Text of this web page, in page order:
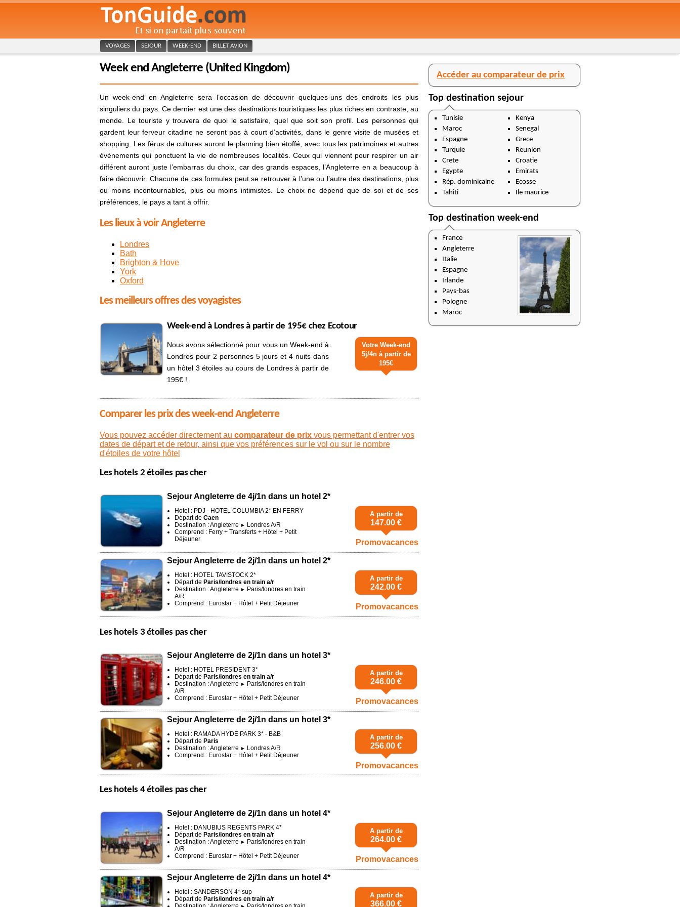
VOYAGES SEJOUR WEEK-END BILLET AVION
Week end Angleterre (United Kingdom)
Un week-end en Angleterre sera l’occasion de découvrir quelques-uns des endroits les plus
singuliers du pays. Ce dernier est une des destinations touristiques les plus riches en contraste, au
monde. Le touriste y trouvera de quoi le satisfaire, quel que soit son profil. Les personnes qui
gardent leur ferveur citadine ne seront pas à court d’activités, dans le genre visite de musées et
shopping. Les férus de cultures auront le planning bien étoffé, avec tous les patrimoines et autres
événements qui ponctuent la vie de nombreuses localités. Ceux qui viennent pour respirer un air
différent auront juste l’embarras du choix, car des grands espaces, l’Angleterre en a beaucoup à
faire découvrir. Chacune de ces formules peut se retrouver à l’une ou l’autre des destinations, plus
ou moins incontournables, plus ou moins intimistes. Le choix ne dépend que de soi et de ses
préférences, le pays a tant à offrir.
Les lieux à voir Angleterre
Londres
Bath
Brighton & Hove
York
Oxford
Les meilleurs offres des voyagistes
Week-end à Londres à partir de 195€ chez Ecotour
Nous avons sélectionné pour vous un Week-end à
Londres pour 2 personnes 5 jours et 4 nuits dans
un hôtel 3 étoiles au cours de Londres à partir de
195€ !
Votre Week-end
5j/4n à partir de
195€
Comparer les prix des week-end Angleterre
Vous pouvez accéder directement au comparateur de prix vous permettant d'entrer vos
dates de départ et de retour, ainsi que vos préférences sur le vol ou sur le nombre
d'étoiles de votre hôtel
Les hotels 2 étoiles pas cher
Sejour Angleterre de 4j/1n dans un hotel 2*
Hotel : PDJ - HOTEL COLUMBIA 2* EN FERRY
Départ de Caen
Destination : Angleterre ►
Londres A/R
Comprend : Ferry + Transferts + Hôtel + Petit
Déjeuner
A partir de
147.00 €
Promovacances
Sejour Angleterre de 2j/1n dans un hotel 2*
Hotel : HOTEL TAVISTOCK 2*
Départ de Paris/londres en train a/r
Destination : Angleterre ►
Paris/londres en train
A/R
Comprend : Eurostar + Hôtel + Petit Déjeuner
A partir de
242.00 €
Promovacances
Les hotels 3 étoiles pas cher
Sejour Angleterre de 2j/1n dans un hotel 3*
Hotel : HOTEL PRESIDENT 3*
Départ de Paris/londres en train a/r
Destination : Angleterre ►
Paris/londres en train
A/R
Comprend : Eurostar + Hôtel + Petit Déjeuner
A partir de
246.00 €
Promovacances
Sejour Angleterre de 2j/1n dans un hotel 3*
Hotel : RAMADA HYDE PARK 3* - B&B
Départ de Paris
Destination : Angleterre ►
Londres A/R
Comprend : Eurostar + Hôtel + Petit Déjeuner
A partir de
256.00 €
Promovacances
Les hotels 4 étoiles pas cher
Sejour Angleterre de 2j/1n dans un hotel 4*
Hotel : DANUBIUS REGENTS PARK 4*
Départ de Paris/londres en train a/r
Destination : Angleterre ► Paris/londres en train
A/R
Comprend : Eurostar + Hôtel + Petit Déjeuner
A partir de
264.00 €
Promovacances
Sejour Angleterre de 2j/1n dans un hotel 4*
Hotel : SANDERSON 4* sup
Départ de Paris/londres en train a/r
A partir de
366.00 €
Accéder au comparateur de prix
Top destination sejour
Tunisie
Maroc
Espagne
Turquie
Crete
Egypte
Rép. dominicaine
Tahiti
Kenya
Senegal
Grece
Reunion
Croatie
Emirats
Ecosse
Ile maurice
Top destination week-end
France
Angleterre
Italie
Espagne
Irlande
Pays-bas
Pologne
Maroc